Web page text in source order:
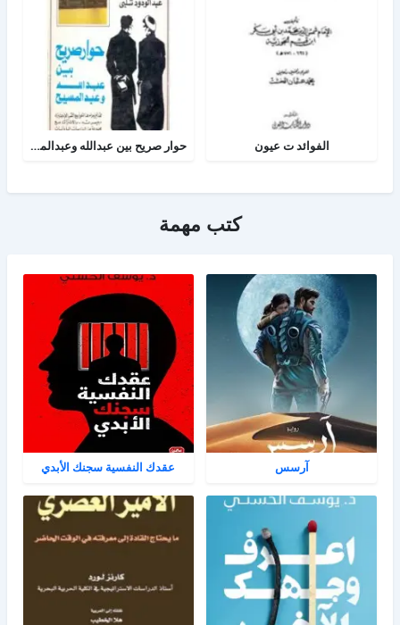
الفوائد ت عيون حوار صريح بين عبدالله وعبدالمسيح
كتب مهمة
آرسس عقدك النفسية سجنك الأبدي